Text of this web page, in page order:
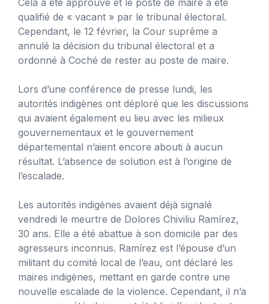
qualifié de « vacant » par le tribunal électoral.
Cependant, le 12 février, la Cour suprême a
annulé la décision du tribunal électoral et a
ordonné à Coché de rester au poste de maire.
Lors d’une conférence de presse lundi, les
autorités indigènes ont déploré que les discussions
qui avaient également eu lieu avec les milieux
gouvernementaux et le gouvernement
départemental n’aient encore abouti à aucun
résultat. L’absence de solution est à l’origine de
l’escalade.
Les autorités indigènes avaient déjà signalé
vendredi le meurtre de Dolores Chiviliu Ramírez,
30 ans. Elle a été abattue à son domicile par des
agresseurs inconnus. Ramírez est l’épouse d’un
militant du comité local de l’eau, ont déclaré les
maires indigènes, mettant en garde contre une
nouvelle escalade de la violence. Cependant, il n’a